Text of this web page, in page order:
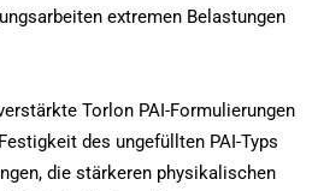
extremen Belastungen
Torlon PAI-Formulierungen
des ungefüllten PAI-Typs
die stärkeren physikalischen